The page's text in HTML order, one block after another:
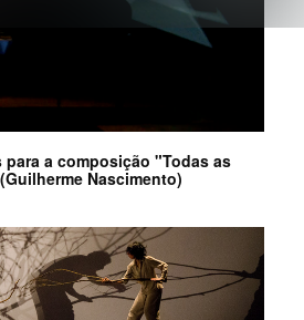
a composição "Todas as
Nascimento)